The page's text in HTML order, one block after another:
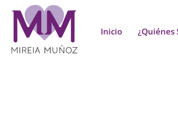
Inicio ¿Quiénes